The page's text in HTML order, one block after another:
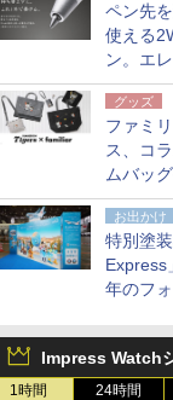
ペン先
使える
ン。エ
開発
グッズ
ファミ
ス、コ
ムバッ
点。8月
アで発売
お出かけ
特別塗
Express
年のフ
Impress Watch
1時間 24時間